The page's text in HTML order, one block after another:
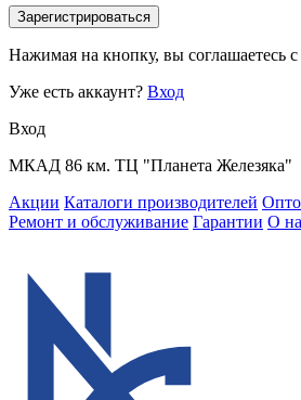
Зарегистрироваться
Нажимая на кнопку, вы соглашаетесь с
Уже есть аккаунт? Вход
Вход
МКАД 86 км. ТЦ "Планета Железяка"
Акции Каталоги производителей
Ремонт и обслуживание Гарантии О